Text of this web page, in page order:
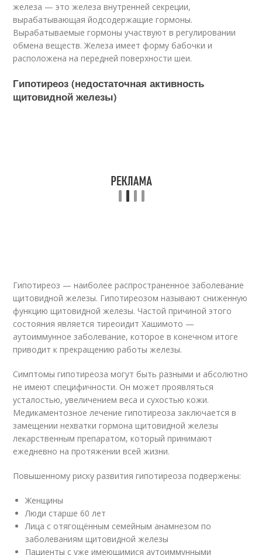
железа — это железа внутренней секреции,
вырабатывающая йодсодержащие гормоны.
Вырабатываемые гормоны участвуют в регулировании
обмена веществ. Железа имеет форму бабочки и
расположена на передней поверхности шеи.
Гипотиреоз (недостаточная активность
щитовидной железы)
Гипотиреоз — наиболее распространенное заболевание
щитовидной железы. Гипотиреозом называют сниженную
функцию щитовидной железы. Частой причиной этого
состояния является тиреоидит Хашимото —
аутоиммунное заболевание, которое в конечном итоге
приводит к прекращению работы железы.
Симптомы гипотиреоза могут быть разными и абсолютно
не имеют специфичности. Он может проявляться
усталостью, увеличением веса и сухостью кожи.
Медикаментозное лечение гипотиреоза заключается в
замещении нехватки гормона щитовидной железы
лекарственным препаратом, который принимают
ежедневно на протяжении всей жизни.
Повышенному риску развития гипотиреоза подвержены:
Женщины
Люди старше 60 лет
Лица с отягощённым семейным анамнезом по
заболеваниям щитовидной железы
Пациенты с уже имеющимися аутоиммунными